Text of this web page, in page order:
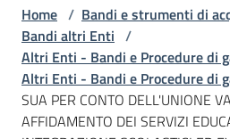
telematici
L'Agenzia
Home / Bandi e strumenti di
Bandi altri Enti /
Altri Enti - Bandi e Procedure di
Altri Enti - Bandi e Procedure di
SUA PER CONTO DELL'UNIONE
AFFIDAMENTO DEI SERVIZI